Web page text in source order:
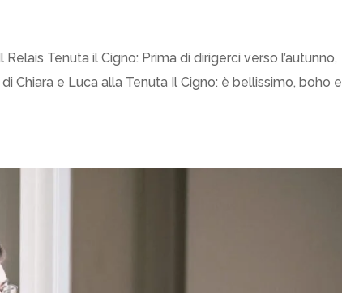
Tenuta il Cigno: Prima di dirigerci verso l’autunno,
Chiara e Luca alla Tenuta Il Cigno: è bellissimo, boho e